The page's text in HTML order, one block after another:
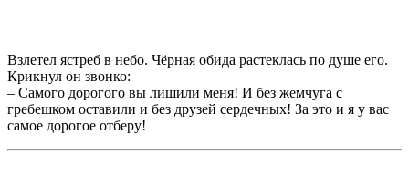
Взлетел ястреб в небо. Чёрная обида растеклась по душе его.
Крикнул он звонко:
– Самого дорогого вы лишили меня! И без жемчуга с
гребешком оставили и без друзей сердечных! За это и я у вас
самое дорогое отберу!